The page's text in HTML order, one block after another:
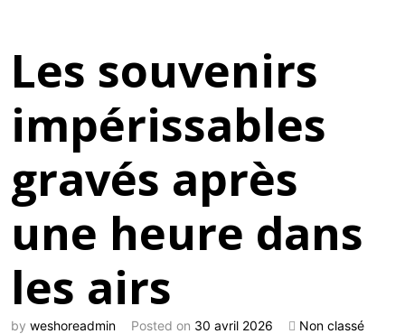
Les souvenirs
impérissables
gravés après
une heure dans
les airs
by weshoreadmin Posted on 30 avril 2026 Non classé